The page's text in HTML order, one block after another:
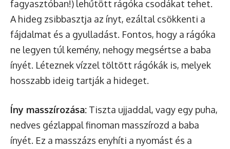
fagyasztóban!) lehűtött rágóka csodákat tehet.
A hideg zsibbasztja az ínyt, ezáltal csökkenti a
fájdalmat és a gyulladást. Fontos, hogy a rágóka
ne legyen túl kemény, nehogy megsértse a baba
ínyét. Léteznek vízzel töltött rágókák is, melyek
hosszabb ideig tartják a hideget.
Íny masszírozása: Tiszta ujjaddal, vagy egy puha,
nedves gézlappal finoman masszírozd a baba
ínyét. Ez a masszázs enyhíti a nyomást és a